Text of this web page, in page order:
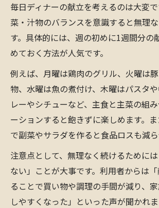
毎日ディナーの献立を考えるのは大変
菜・汁物のバランスを意識すると無理
す。具体的には、週の初めに1週間分の
めておく方法が人気です。
例えば、月曜は鶏肉のグリル、火曜は
物、水曜は魚の煮付け、木曜はパスタ
レーやシチューなど、主食と主菜の組
ーションすると飽きずに楽しめます。
で副菜やサラダを作ると食品ロスも減ら
注意点として、無理なく続けるために
ない」ことが大事です。利用者からは
ることで買い物や調理の手間が減り、
しやすくなった」といった声が聞かれま